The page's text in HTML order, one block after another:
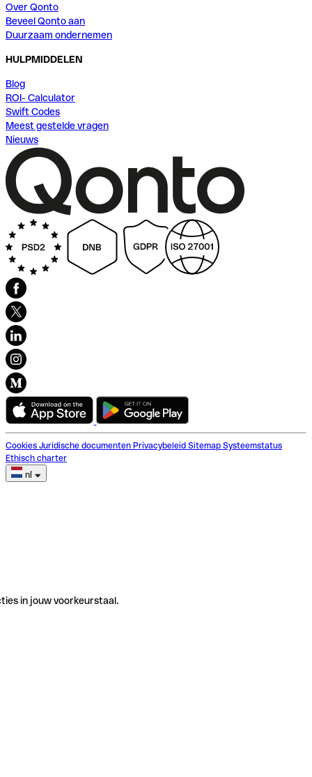
Over Qonto
Beveel Qonto aan
Duurzaam ondernemen
HULPMIDDELEN
Blog
ROI- Calculator
Swift Codes
Meest gestelde vragen
Nieuws
Cookies Juridische documenten Privacybeleid Sitemap Systeemstatus
Ethisch charter
nl
in jouw voorkeurstaal.